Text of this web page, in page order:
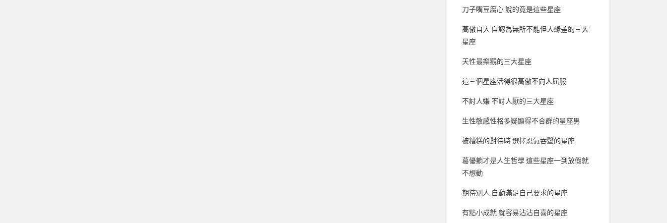
刀子嘴豆腐心 說的竟是這些星座
高傲自大 自認為無所不能但人緣差的三大
星座
天性最樂觀的三大星座
這三個星座活得很高傲不向人屈服
不討人嫌 不討人厭的三大星座
生性敏感性格多疑顯得不合群的星座男
被糟糕的對待時 選擇忍氣吞聲的星座
葛優躺才是人生哲學 這些星座一到放假就
不想動
期待別人 自動滿足自己要求的星座
有點小成就 就容易沾沾自喜的星座